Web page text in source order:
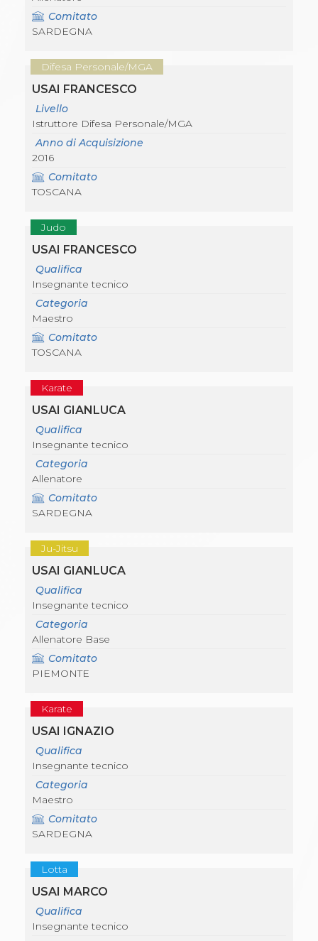
Comitato
SARDEGNA
Difesa Personale/MGA
USAI FRANCESCO
Livello
Istruttore Difesa Personale/MGA
Anno di Acquisizione
2016
Comitato
TOSCANA
Judo
USAI FRANCESCO
Qualifica
Insegnante tecnico
Categoria
Maestro
Comitato
TOSCANA
Karate
USAI GIANLUCA
Qualifica
Insegnante tecnico
Categoria
Allenatore
Comitato
SARDEGNA
Ju-Jitsu
USAI GIANLUCA
Qualifica
Insegnante tecnico
Categoria
Allenatore Base
Comitato
PIEMONTE
Karate
USAI IGNAZIO
Qualifica
Insegnante tecnico
Categoria
Maestro
Comitato
SARDEGNA
Lotta
USAI MARCO
Qualifica
Insegnante tecnico